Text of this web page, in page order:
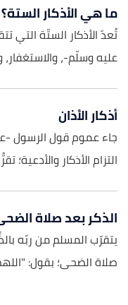
ما هي الأذكار الستة؟
تُعدّ الأذكار الستّة التي
عليه وسلّم-، والاستغفار،
أذكار الأذان
جاء عموم قول الرسول -
التزام الأذكار والأدعية؛
الذكر بعد صلاة
يتقرّب المسلم من ربّه
صلاة الضحى؛ بقول: